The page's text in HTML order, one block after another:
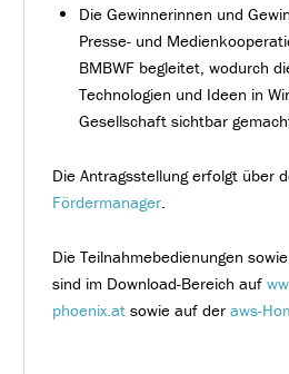
Die Gewinnerinnen und
Presse- und
BMBWF begleitet, wodurch
Technologien und Ideen in
Gesellschaft sichtbar
Die Antragsstellung erfolgt über
Fördermanager.
Die Teilnahmebedienungen
sind im Download-Bereich auf
phoenix.atsowie auf der aws-